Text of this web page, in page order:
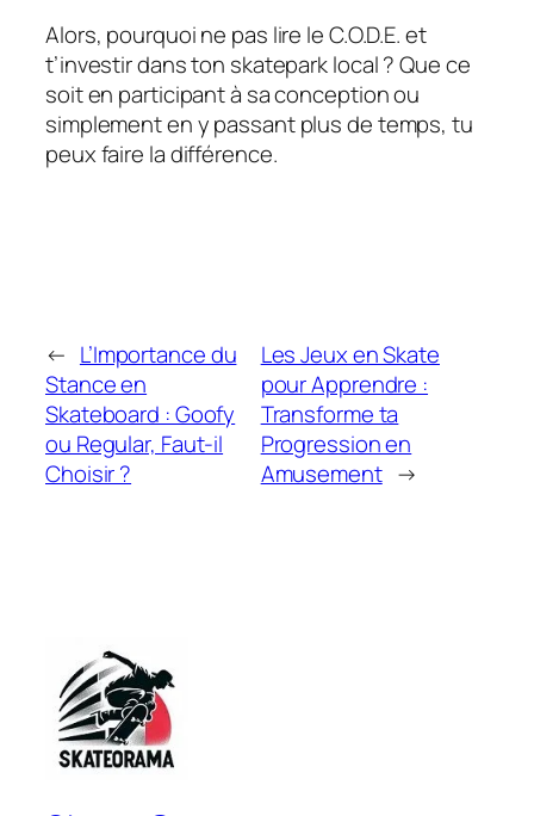
Alors, pourquoi ne pas lire le C.O.D.E. et
t’investir dans ton skatepark local ? Que ce
soit en participant à sa conception ou
simplement en y passant plus de temps, tu
peux faire la différence.
← L’Importance du
Stance en
Skateboard : Goofy
ou Regular, Faut-il
Choisir ?
Les Jeux en Skate
pour Apprendre :
Transforme ta
Progression en
Amusement →